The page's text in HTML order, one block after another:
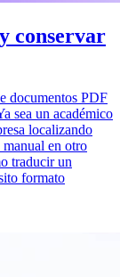
conservar
documentos PDF
sea un académico
localizando
en otro
traducir un
formato